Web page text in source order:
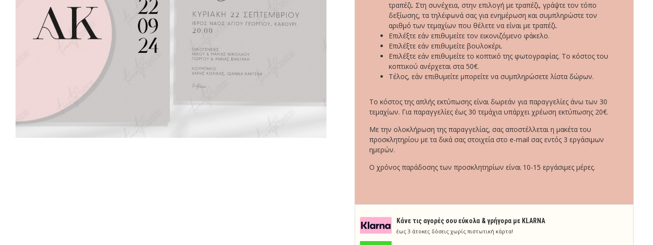
Κάνε τις αγορές σου εύκολα & γρήγορα με KLARNA
έως 3 άτοκες δόσεις χωρίς πιστωτική κάρτα!
τραπέζι. Στη συνέχεια, στην επιλογή με τραπέζι, γράψτε τον τόπο
δεξίωσης, τα τηλέφωνά σας για ενημέρωση και συμπληρώστε τον
αριθμό των τεμαχίων που θέλετε να είναι με τραπέζι.
Επιλέξτε εάν επιθυμείτε τον εικονιζόμενο φάκελο.
Επιλέξτε εάν επιθυμείτε βουλοκέρι.
Επιλέξτε εάν επιθυμείτε το κοπτικό της φωτογραφίας. Το κόστος του
κοπτικού ανέρχεται στα 50€.
Τέλος, εάν επιθυμείτε μπορείτε να συμπληρώσετε λίστα δώρων.
Το κόστος της απλής εκτύπωσης είναι δωρεάν για παραγγελίες άνω των 30
τεμαχίων. Για παραγγελίες έως 30 τεμάχια υπάρχει χρέωση εκτύπωσης 20€.
Με την ολοκλήρωση της παραγγελίας, σας αποστέλλεται η μακέτα του
προσκλητηρίου με τα δικά σας στοιχεία στο e-mail σας εντός 3 εργάσιμων
ημερών.
Ο χρόνος παράδοσης των προσκλητηρίων είναι 10-15 εργάσιμες μέρες.